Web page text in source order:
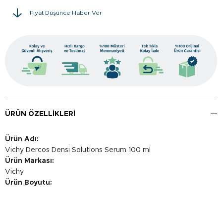
Fiyat Düşünce Haber Ver
ÜRÜN ÖZELLIKLERI
Ürün Adı:
Vichy Dercos Densi Solutions Serum 100 ml
Ürün Markası:
Vichy
Ürün Boyutu: